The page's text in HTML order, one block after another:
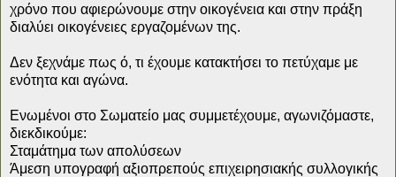
χρόνο που αφιερώνουμε στην οικογένεια και στην πράξη
διαλύει οικογένειες εργαζομένων της.
Δεν ξεχνάμε πως ό, τι έχουμε κατακτήσει το πετύχαμε με
ενότητα και αγώνα.
Ενωμένοι στο Σωματείο μας συμμετέχουμε, αγωνιζόμαστε,
διεκδικούμε:
Σταμάτημα των απολύσεων
Άμεση υπογραφή αξιοπρεπούς επιχειρησιακής συλλογικής